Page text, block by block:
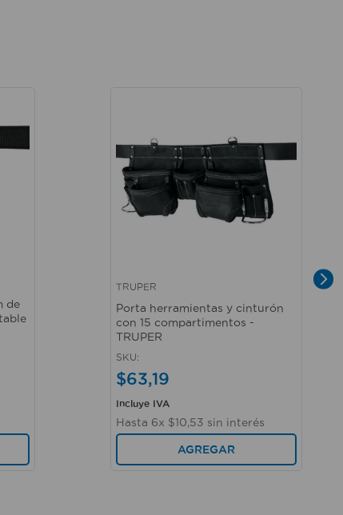
de
Vista rápida
TRUPER
Porta herramientas y cinturón
con 15 compartimentos -
TRUPER
SKU:
$63,19
Incluye IVA
Hasta 6x $10,53 sin interés
AGREGAR